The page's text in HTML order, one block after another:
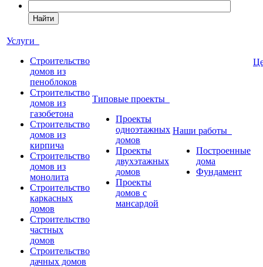
Найти
Услуги
Строительство
домов из
пеноблоков
Строительство
домов из
газобетона
Строительство
домов из
кирпича
Строительство
домов из
монолита
Строительство
каркасных
домов
Строительство
частных
домов
Строительство
дачных домов
Типовые проекты
Проекты
одноэтажных
домов
Проекты
двухэтажных
домов
Проекты
домов с
мансардой
Наши работы
Построенные
дома
Фундамент